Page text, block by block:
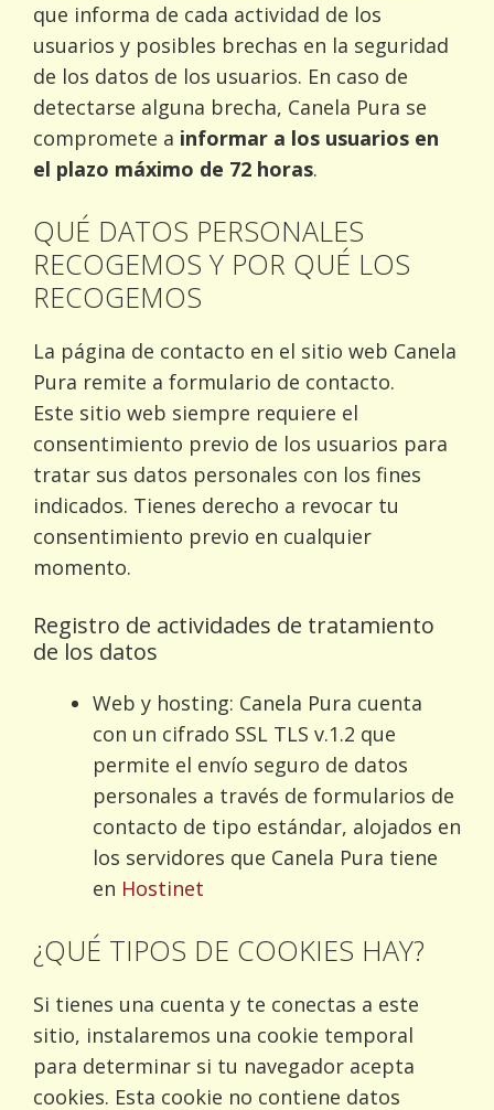
que informa de cada actividad de los
usuarios y posibles brechas en la seguridad
de los datos de los usuarios. En caso de
detectarse alguna brecha, Canela Pura se
compromete a informar a los usuarios en
el plazo máximo de 72 horas.
QUÉ DATOS PERSONALES
RECOGEMOS Y POR QUÉ LOS
RECOGEMOS
La página de contacto en el sitio web Canela
Pura remite a formulario de contacto.
Este sitio web siempre requiere el
consentimiento previo de los usuarios para
tratar sus datos personales con los fines
indicados. Tienes derecho a revocar tu
consentimiento previo en cualquier
momento.
Registro de actividades de tratamiento
de los datos
Web y hosting: Canela Pura cuenta
con un cifrado SSL TLS v.1.2 que
permite el envío seguro de datos
personales a través de formularios de
contacto de tipo estándar, alojados en
los servidores que Canela Pura tiene
en Hostinet
¿QUÉ TIPOS DE COOKIES HAY?
Si tienes una cuenta y te conectas a este
sitio, instalaremos una cookie temporal
para determinar si tu navegador acepta
cookies. Esta cookie no contiene datos